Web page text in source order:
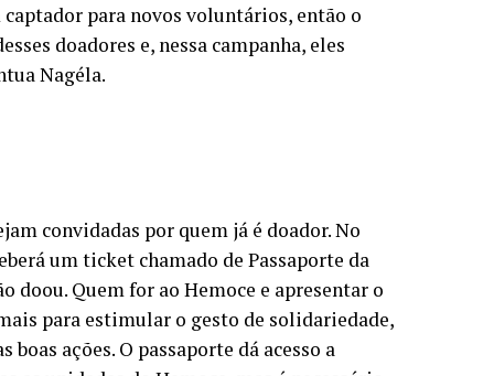
para novos voluntários, então o
doadores e, nessa campanha, eles
Nagéla.
convidadas por quem já é doador. No
um ticket chamado de Passaporte da
doou. Quem for ao Hemoce e apresentar o
para estimular o gesto de solidariedade,
ações. O passaporte dá acesso a